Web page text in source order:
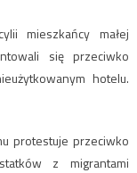
mieszkańcy małej
się przeciwko
hotelu.
protestuje przeciwko
z migrantami